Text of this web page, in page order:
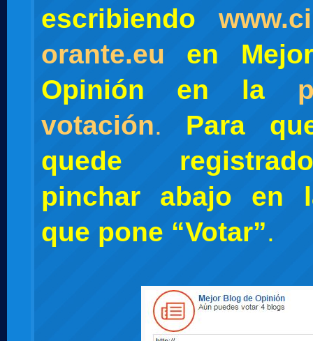
escribiendo
orante.eu en
Opinión en la
votación.
Para
quede
pinchar abajo en
que pone “Votar”.